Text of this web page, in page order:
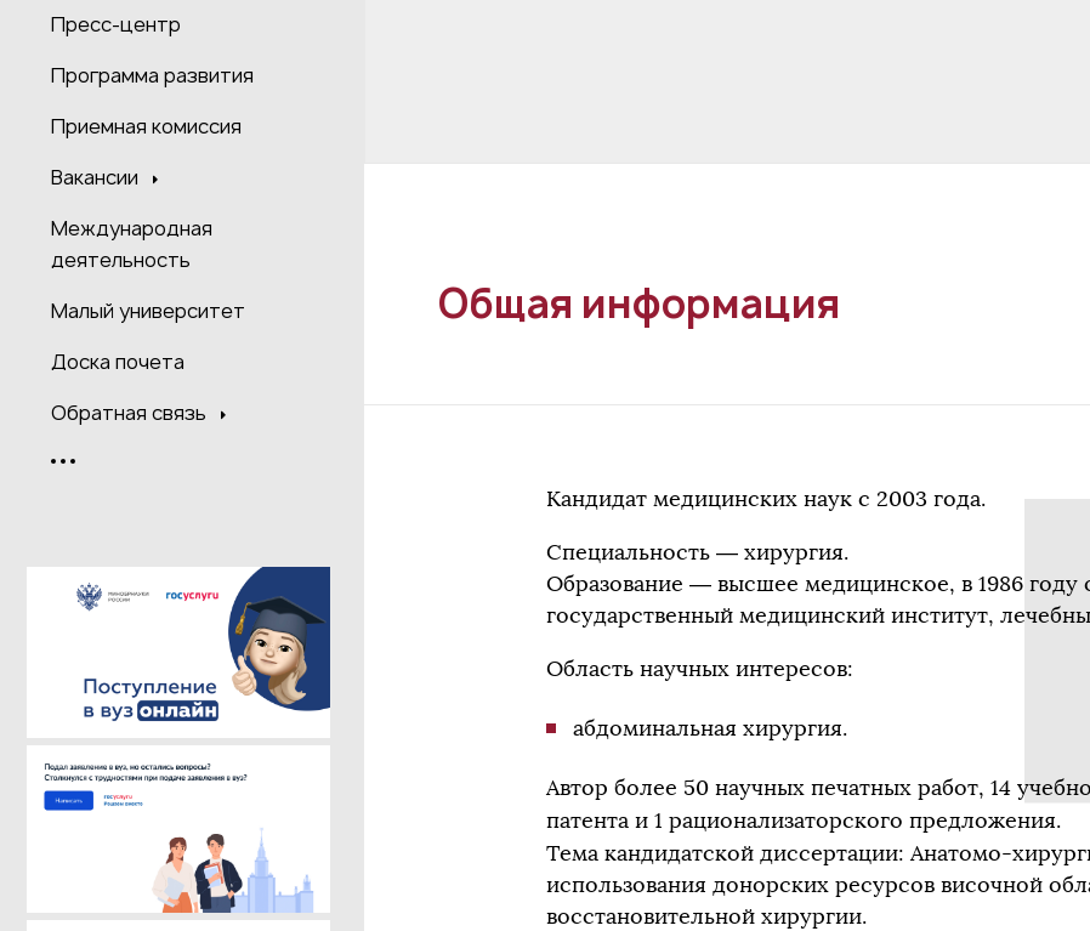
Пресс-центр
Программа развития
Приемная комиссия
Вакансии
Международная
деятельность
Малый университет
Доска почета
Обратная связь
Общая информация
Кандидат медицинских наук с 2003 года.
Специальность — хирургия.
Образование — высшее медицинское, в 1986 году
государственный медицинский институт,
Область научных интересов:
абдоминальная хирургия.
Автор более 50 научных печатных работ, 14
патента и 1 рационализаторского предложения.
Тема кандидатской диссертации: Анатомо-
использования донорских ресурсов височной
восстановительной хирургии.